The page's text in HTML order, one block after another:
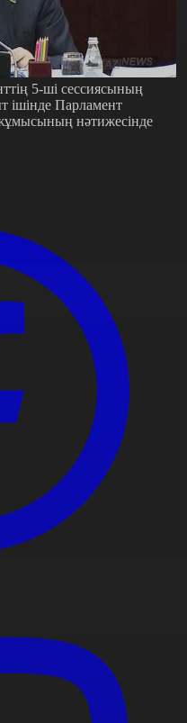
5-ші сессиясының
ішінде Парламент
нәтижесiнде